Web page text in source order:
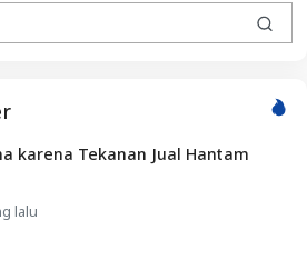
karena Tekanan Jual Hantam
lalu